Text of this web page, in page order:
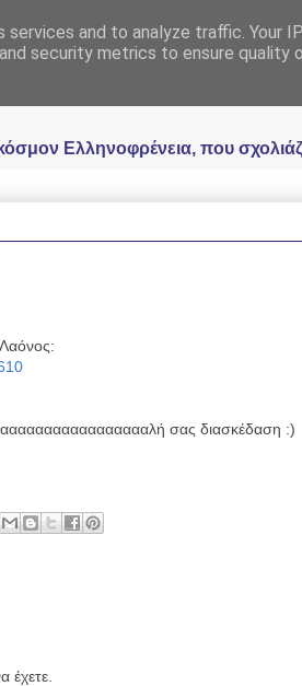
Ελληνοφρένεια, που
σας διασκέδαση :)
έχετε.
and to analyze traffic. Your
security metrics to ensure quality